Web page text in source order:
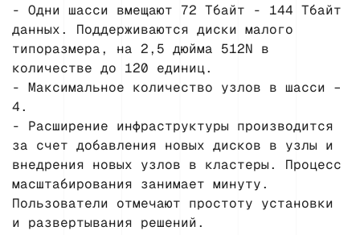
- Одни шасси вмещают 72 Тбайт - 144 Тбайт
данных. Поддерживаются диски малого
типоразмера, на 2,5 дюйма 512N в
количестве до 120 единиц.
- Максимальное количество узлов в шасси –
4.
- Расширение инфраструктуры производится
за счет добавления новых дисков в узлы и
внедрения новых узлов в кластеры. Процесс
масштабирования занимает минуту.
Пользователи отмечают простоту установки
и развертывания решений.